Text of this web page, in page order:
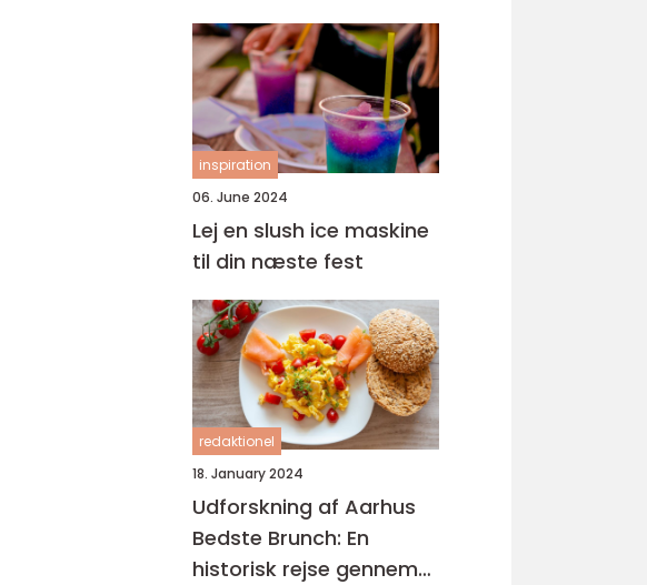
inspiration
06. June 2024
Lej en slush ice maskine
til din næste fest
redaktionel
18. January 2024
Udforskning af Aarhus
Bedste Brunch: En
historisk rejse gennem